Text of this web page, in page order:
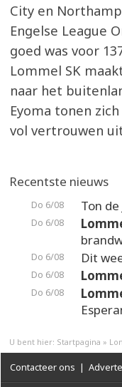
City en
Engelse League
goed was voor
Lommel SK
naar het
Eyoma tonen
vol vertrouwen
Recentste nieuws
Do 6/08 Ton
Do 6/08
Do 6/08 Dit
Do 6/08
Do 6/08
U bent hier: Startpagina »
Contacteer ons |